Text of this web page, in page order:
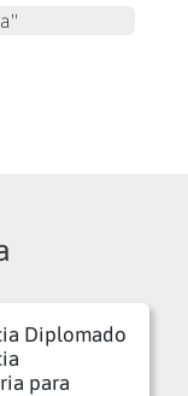
Diplomado
para